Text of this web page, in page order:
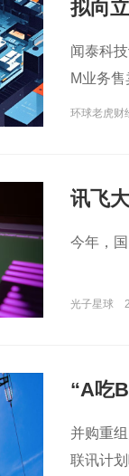
拟向
闻泰科
M业务售
环球老虎财
讯飞
今年，
光子星球
“A吃
并购重
联讯计